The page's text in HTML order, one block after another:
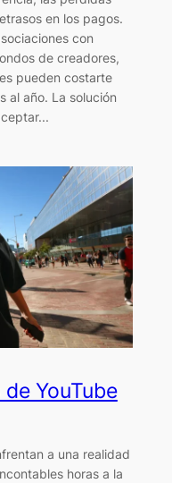
en los pagos.
con
de creadores,
pueden costarte
al año. La solución
YouTube
a una realidad
horas a la